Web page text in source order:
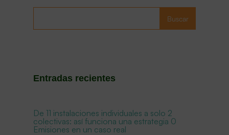
Buscar
Entradas recientes
De 11 instalaciones individuales a solo 2
colectivas: así funciona una estrategia 0
Emisiones en un caso real